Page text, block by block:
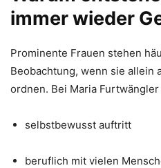
immer wieder
Prominente Frauen stehen
Beobachtung, wenn sie allein
ordnen. Bei Maria
selbstbewusst auftritt
beruflich mit vielen